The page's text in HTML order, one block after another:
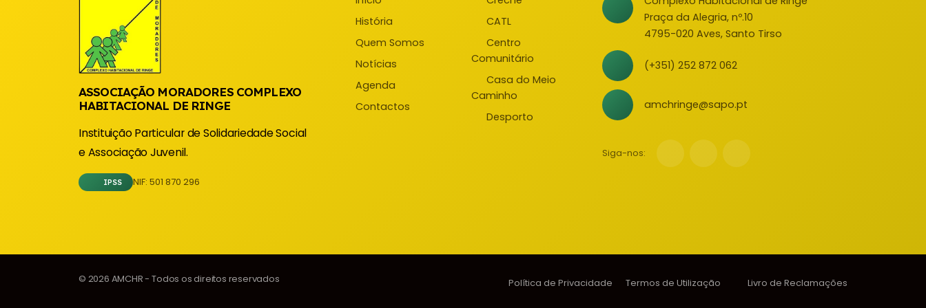
ASSOCIAÇÃO MORADORES COMPLEXO
HABITACIONAL DE RINGE
Instituição Particular de Solidariedade Social
e Associação Juvenil.
IPSS NIF: 501 870 296
História
Quem Somos
Notícias
Agenda
Contactos
CATL
Centro
Comunitário
Casa do Meio
Caminho
Desporto
Praça da Alegria, nº.10
4795-020 Aves, Santo Tirso
(+351) 252 872 062
amchringe@sapo.pt
Siga-nos:
© 2026 AMCHR - Todos os direitos reservados Política de Privacidade Termos de Utilização Livro de Reclamações